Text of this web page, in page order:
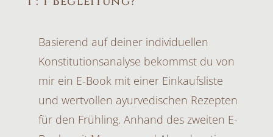
Basierend auf deiner individuellen
Konstitutionsanalyse bekommst du von
mir ein E-Book mit einer Einkaufsliste
und wertvollen ayurvedischen Rezepten
für den Frühling. Anhand des zweiten E-